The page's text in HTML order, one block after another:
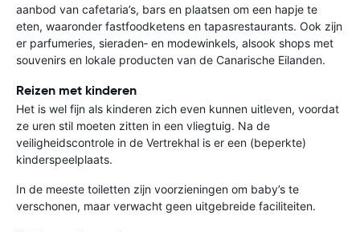
aanbod van cafetaria’s, bars en plaatsen om een hapje te
eten, waaronder fastfoodketens en tapasrestaurants. Ook zijn
er parfumeries, sieraden‑ en modewinkels, alsook shops met
souvenirs en lokale producten van de Canarische Eilanden.
Reizen met kinderen
Het is wel fijn als kinderen zich even kunnen uitleven, voordat
ze uren stil moeten zitten in een vliegtuig. Na de
veiligheidscontrole in de Vertrekhal is er een (beperkte)
kinderspeelplaats.
In de meeste toiletten zijn voorzieningen om baby’s te
verschonen, maar verwacht geen uitgebreide faciliteiten.